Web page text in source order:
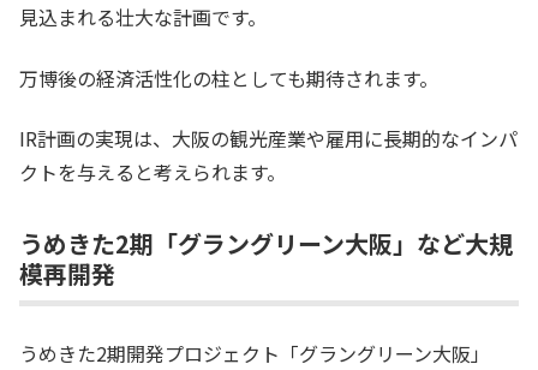
見込まれる壮大な計画です。
万博後の経済活性化の柱としても期待されます。
IR計画の実現は、大阪の観光産業や雇用に長期的なインパ
クトを与えると考えられます。
うめきた2期「グラングリーン大阪」など大規
模再開発
うめきた2期開発プロジェクト「グラングリーン大阪」